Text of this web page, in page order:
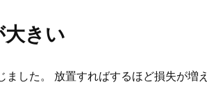
きい
した。 放置すればするほど損失が増え